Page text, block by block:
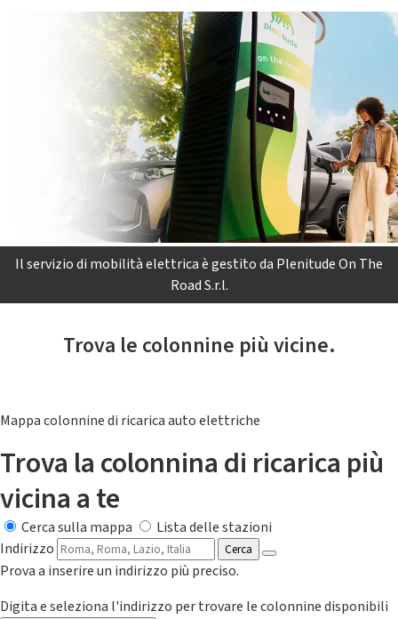
Il servizio di mobilità elettrica è gestito da Plenitude On The
Road S.r.l.
Trova le colonnine più vicine.
Mappa colonnine di ricarica auto elettriche
Trova la colonnina di ricarica più
vicina a te
Cerca sulla mappa
Lista delle stazioni
Indirizzo
Cerca
Prova a inserire un indirizzo più preciso.
Digita e seleziona l'indirizzo per trovare le colonnine disponibili